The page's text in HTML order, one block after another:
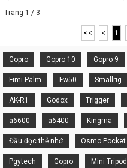
Trang 1 / 3
<< < 1
Gopro Gopro 10 Gopro 9
Fimi Palm Fw50 Smallrig
AK-R1 Godox Trigger
a6600 a6400 Kingma
Đầu đọc thẻ nhớ Osmo Pocket
Pgytech Gopro Mini Tripod